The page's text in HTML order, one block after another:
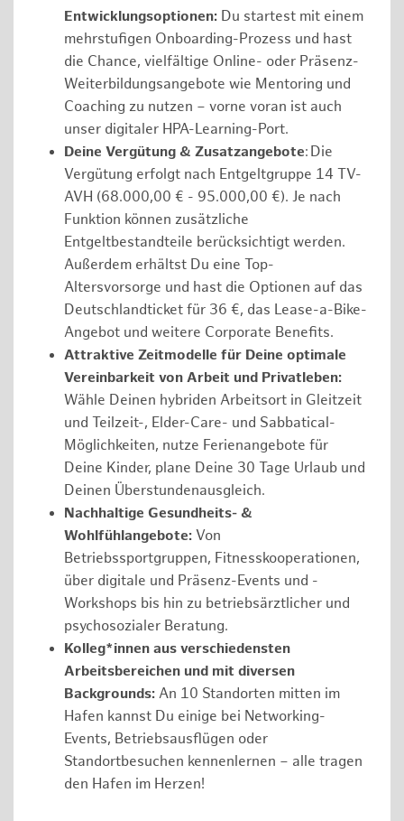
Entwicklungsoptionen: Du startest mit einem
mehrstufigen Onboarding-Prozess und hast
die Chance, vielfältige Online- oder Präsenz-
Weiterbildungsangebote wie Mentoring und
Coaching zu nutzen – vorne voran ist auch
unser digitaler HPA-Learning-Port.
Deine Vergütung & Zusatzangebote: Die
Vergütung erfolgt nach Entgeltgruppe 14 TV-
AVH (68.000,00 € - 95.000,00 €). Je nach
Funktion können zusätzliche
Entgeltbestandteile berücksichtigt werden.
Außerdem erhältst Du eine Top-
Altersvorsorge und hast die Optionen auf das
Deutschlandticket für 36 €, das Lease-a-Bike-
Angebot und weitere Corporate Benefits.
Attraktive Zeitmodelle für Deine optimale
Vereinbarkeit von Arbeit und Privatleben:
Wähle Deinen hybriden Arbeitsort in Gleitzeit
und Teilzeit-, Elder-Care- und Sabbatical-
Möglichkeiten, nutze Ferienangebote für
Deine Kinder, plane Deine 30 Tage Urlaub und
Deinen Überstundenausgleich.
Nachhaltige Gesundheits- &
Wohlfühlangebote: Von
Betriebssportgruppen, Fitnesskooperationen,
über digitale und Präsenz-Events und -
Workshops bis hin zu betriebsärztlicher und
psychosozialer Beratung.
Kolleg*innen aus verschiedensten
Arbeitsbereichen und mit diversen
Backgrounds: An 10 Standorten mitten im
Hafen kannst Du einige bei Networking-
Events, Betriebsausflügen oder
Standortbesuchen kennenlernen – alle tragen
den Hafen im Herzen!